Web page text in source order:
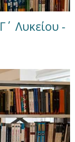
Λυκείου -